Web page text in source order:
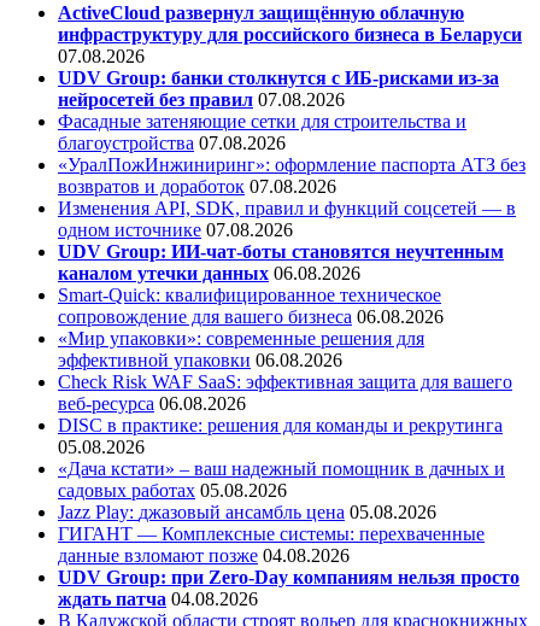
ActiveCloud развернул защищённую облачную
инфраструктуру для российского бизнеса в Беларуси
07.08.2026
UDV Group: банки столкнутся с ИБ-рисками из-за
нейросетей без правил 07.08.2026
Фасадные затеняющие сетки для строительства и
благоустройства 07.08.2026
«УралПожИнжиниринг»: оформление паспорта АТЗ без
возвратов и доработок 07.08.2026
Изменения API, SDK, правил и функций соцсетей — в
одном источнике 07.08.2026
UDV Group: ИИ-чат-боты становятся неучтенным
каналом утечки данных 06.08.2026
Smart-Quick: квалифицированное техническое
сопровождение для вашего бизнеса 06.08.2026
«Мир упаковки»: современные решения для
эффективной упаковки 06.08.2026
Check Risk WAF SaaS: эффективная защита для вашего
веб-ресурса 06.08.2026
DISC в практике: решения для команды и рекрутинга
05.08.2026
«Дача кстати» – ваш надежный помощник в дачных и
садовых работах 05.08.2026
Jazz Play: джазовый ансамбль цена 05.08.2026
ГИГАНТ — Комплексные системы: перехваченные
данные взломают позже 04.08.2026
UDV Group: при Zero-Day компаниям нельзя просто
ждать патча 04.08.2026
В Калужской области строят вольер для краснокнижных